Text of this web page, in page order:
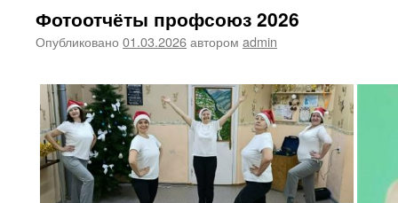
Фотоотчёты профсоюз 2026
Опубликовано 01.03.2026автором admin